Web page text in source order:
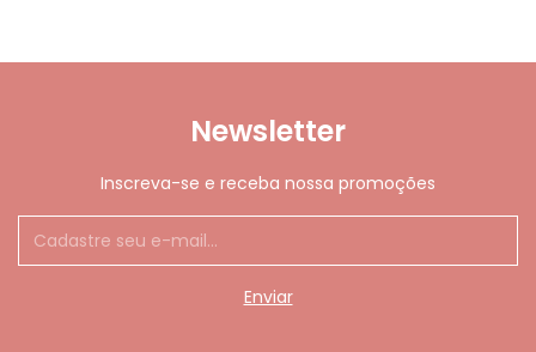
Newsletter
Inscreva-se e receba nossa promoções